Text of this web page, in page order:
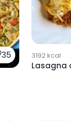
35 3192kcal
Lasagna